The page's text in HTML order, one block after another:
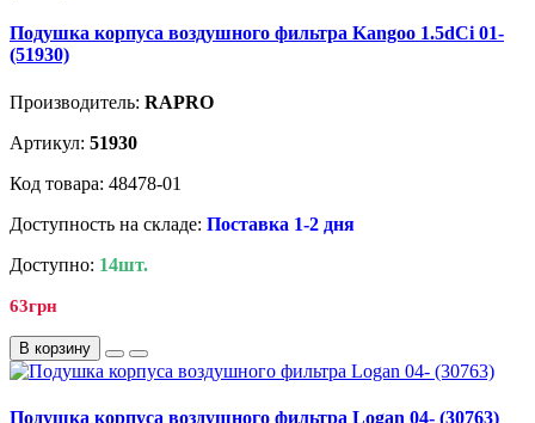
Подушка корпуса воздушного фильтра Kangoo 1.5dCi 01-
(51930)
Производитель: RAPRO
Артикул: 51930
Код товара: 48478-01
Доступность на складе: Поставка 1-2 дня
Доступно: 14шт.
63грн
В корзину
Подушка корпуса воздушного фильтра Logan 04- (30763)